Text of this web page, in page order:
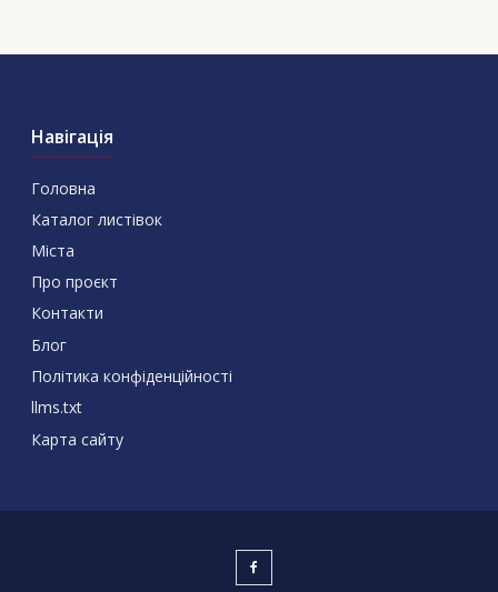
Навігація
Головна
Каталог листівок
Міста
Про проєкт
Контакти
Блог
Політика конфіденційності
llms.txt
Карта сайту